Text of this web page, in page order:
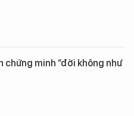
chứng minh “đời không như